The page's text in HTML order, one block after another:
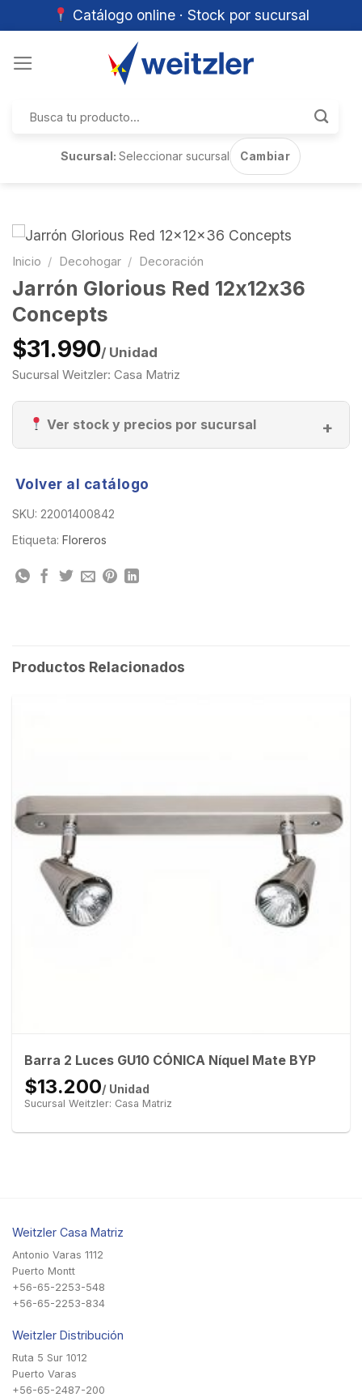
Catálogo online · Stock por sucursal
por:
Sucursal:Seleccionar sucursal Cambiar
Inicio / Decohogar / Decoración
Jarrón Glorious Red 12x12x36
Concepts
$31.990/ Unidad
Sucursal Weitzler: Casa Matriz
Ver stock y precios por sucursal
Volver al catálogo
SKU: 22001400842
Etiqueta: Floreros
Productos Relacionados
Barra 2 Luces GU10 CÓNICA Níquel Mate BYP
$13.200/ Unidad
Sucursal Weitzler: Casa Matriz
Weitzler Casa Matriz
Antonio Varas 1112
Puerto Montt
+56-65-2253-548
+56-65-2253-834
Weitzler Distribución
Ruta 5 Sur 1012
Puerto Varas
+56-65-2487-200